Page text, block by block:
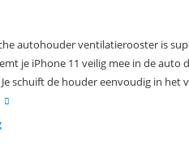
autohouder ventilatierooster is
je iPhone 11 veilig mee in de
schuift de houder eenvoudig in het